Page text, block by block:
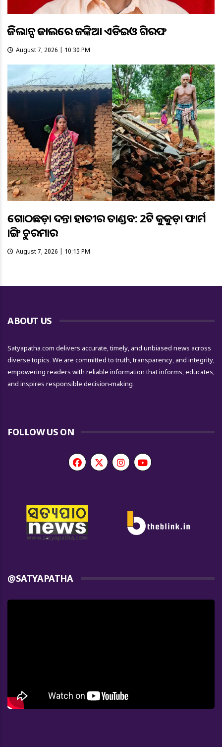
ଭିଜିଲାନ୍ସ ଜାଲରେ ଜଙ୍କିଆ ଏଡିଇଓ ଗିରଫ
August 7, 2026 | 10:30 PM
ଗୋଠଛଡ଼ା ଦନ୍ତା ହାତୀର ତାଣ୍ଡବ: 2ଟି କୁକୁଡ଼ା ଫାର୍ମ
ଭାଙ୍ଗି ଚୁରମାର
August 7, 2026 | 10:15 PM
ABOUT US
Satyapatha.com delivers accurate, timely, and unbiased news across
diverse topics. We are committed to truth, transparency, and integrity,
empowering readers with reliable information that informs, educates,
and inspires responsible decision-making.
FOLLOW US ON
@SATYAPATHA